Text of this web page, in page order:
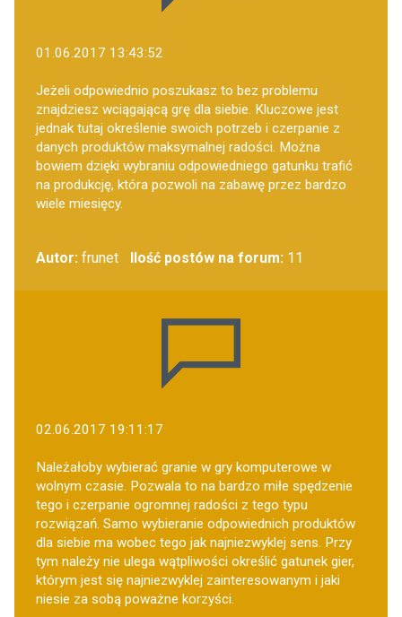
01.06.2017 13:43:52
Jeżeli odpowiednio poszukasz to bez problemu
znajdziesz wciągającą grę dla siebie. Kluczowe jest
jednak tutaj określenie swoich potrzeb i czerpanie z
danych produktów maksymalnej radości. Można
bowiem dzięki wybraniu odpowiedniego gatunku trafić
na produkcję, która pozwoli na zabawę przez bardzo
wiele miesięcy.
Autor: frunet Ilość postów na forum:11
02.06.2017 19:11:17
Należałoby wybierać granie w gry komputerowe w
wolnym czasie. Pozwala to na bardzo miłe spędzenie
tego i czerpanie ogromnej radości z tego typu
rozwiązań. Samo wybieranie odpowiednich produktów
dla siebie ma wobec tego jak najniezwyklej sens. Przy
tym należy nie ulega wątpliwości określić gatunek gier,
którym jest się najniezwyklej zainteresowanym i jaki
niesie za sobą poważne korzyści.